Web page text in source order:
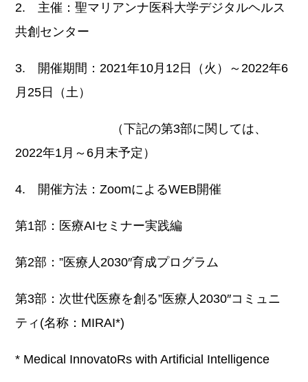
2. 主催：聖マリアンナ医科大学デジタルヘルス
共創センター
3. 開催期間：2021年10月12日（火）～2022年6
月25日（土）
（下記の第3部に関しては、
2022年1月～6月末予定）
4. 開催方法：ZoomによるWEB開催
第1部：医療AIセミナー実践編
第2部：”医療人2030″育成プログラム
第3部：次世代医療を創る”医療人2030″コミュニ
ティ(名称：MIRAI*)
* Medical InnovatoRs with Artificial Intelligence